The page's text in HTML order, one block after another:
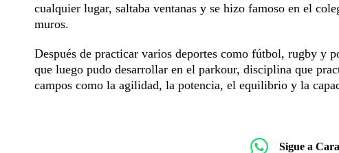
cualquier lugar, saltaba ventanas y se hizo famoso en el
muros.
Después de practicar varios deportes como fútbol, rugby y
que luego pudo desarrollar en el parkour, disciplina que
campos como la agilidad, la potencia, el equilibrio y la
Sigue a